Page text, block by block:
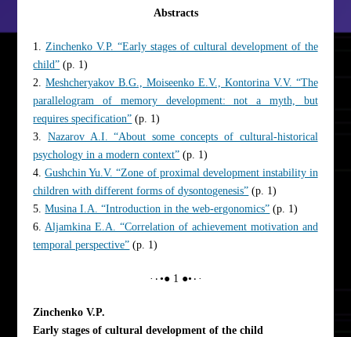
Abstracts
1. Zinchenko V.P. “Early stages of cultural development of the
child” (p. 1)
2.Meshcheryakov B.G., Moiseenko E.V., Kontorina V.V. “The
parallelogram of memory development: not a myth, but
requires specification” (p. 1)
3.Nazarov A.I. “About some concepts of cultural-historical
psychology in a modern context” (p. 1)
4.Gushchin Yu.V. “Zone of proximal development instability in
children with different forms of dysontogenesis” (p. 1)
5.Musina I.A. “Introduction in the web-ergonomics” (p. 1)
6. Aljamkina E.A. “Correlation of achievement motivation and
temporal perspective” (p. 1)
·٠•● 1 ●•٠·
Zinchenko V.P.
Early stages of cultural development of the child